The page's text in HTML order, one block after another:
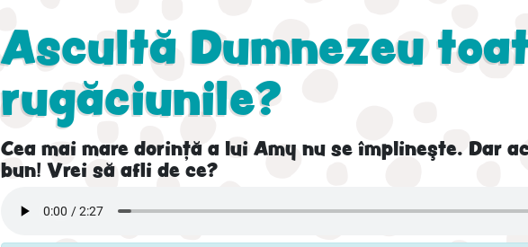
Ascultă Dumnezeu
rugăciunile?
Cea mai mare dorinţă a lui Amy nu se împlineşte. Dar
bun! Vrei să afli de ce?